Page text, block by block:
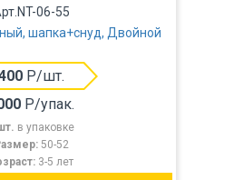
06-55
шапка+снуд, Двойной
Р/шт.
Р/упак.
в упаковке
50-52
3-5 лет